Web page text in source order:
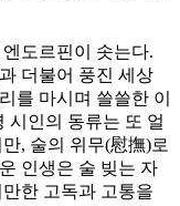
도르핀이 솟는다.
더불어 풍진 세상
를 마시며 쓸쓸한 이
시인의 동류는 또 얼
, 술의 위무(慰撫)로
인생은 술 빚는 자
한 고독과 고통을